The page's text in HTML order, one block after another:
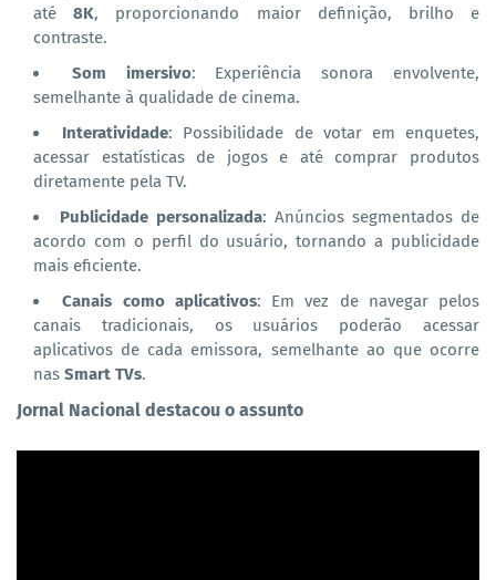
até 8K, proporcionando maior definição, brilho e
contraste.
Som imersivo: Experiência sonora envolvente,
semelhante à qualidade de cinema.
Interatividade: Possibilidade de votar em enquetes,
acessar estatísticas de jogos e até comprar produtos
diretamente pela TV.
Publicidade personalizada: Anúncios segmentados de
acordo com o perfil do usuário, tornando a publicidade
mais eficiente.
Canais como aplicativos: Em vez de navegar pelos
canais tradicionais, os usuários poderão acessar
aplicativos de cada emissora, semelhante ao que ocorre
nas Smart TVs.
Jornal Nacional destacou o assunto